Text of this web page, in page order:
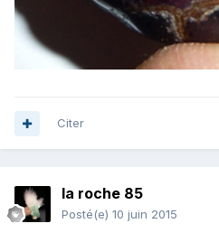
Citer
la roche 85
Posté(e) 10 juin 2015